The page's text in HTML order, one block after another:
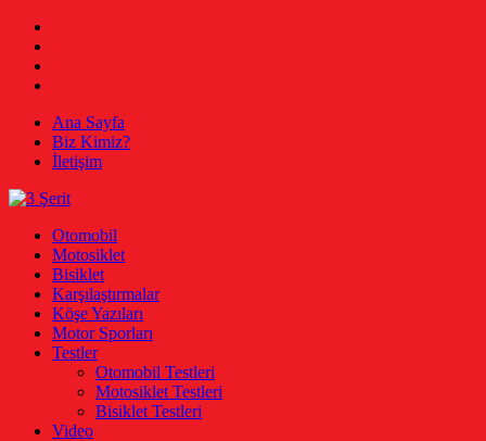
Skip
content
Ana Sayfa
Biz Kimiz?
İletişim
3 Şerit
Otomobil, Motosiklet, Bisiklet
Otomobil
Motosiklet
Bisiklet
Karşılaştırmalar
Köşe Yazıları
Motor Sporları
Testler
Otomobil Testleri
Motosiklet Testleri
Bisiklet Testleri
Video